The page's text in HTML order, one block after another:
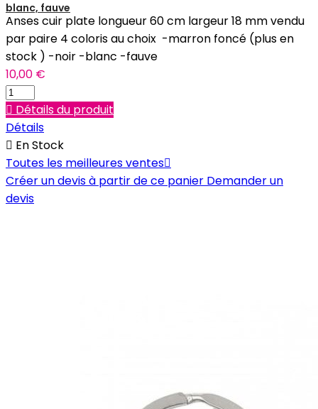
blanc, fauve
Anses cuir plate longueur 60 cm largeur 18 mm vendu
par paire 4 coloris au choix -marron foncé (plus en
stock ) -noir -blanc -fauve
10,00 €
 Détails du produit
Détails
 En Stock
Toutes les meilleures ventes
Créer un devis à partir de ce panier Demander un
devis